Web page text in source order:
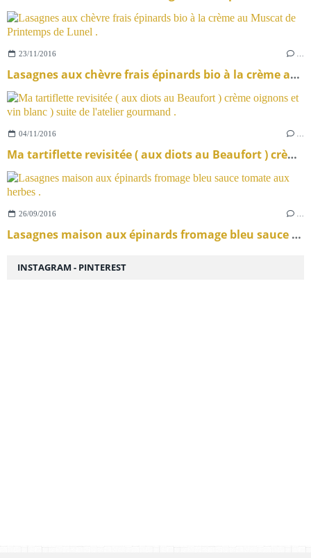
23/11/2016
Lasagnes aux chèvre frais épinards bio à la crème au Muscat de Printemps de Lunel .
04/11/2016
Ma tartiflette revisitée ( aux diots au Beaufort ) crème oignons et vin blanc ) suite de l'atelier gourmand .
26/09/2016
Lasagnes maison aux épinards fromage bleu sauce tomate aux herbes .
INSTAGRAM - PINTEREST